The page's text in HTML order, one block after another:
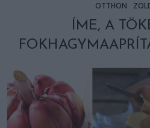
OTTHON
ÍME, A